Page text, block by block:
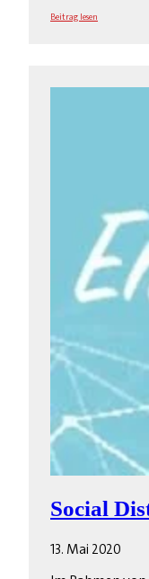
Beitrag lesen
Social
13. Mai 2020